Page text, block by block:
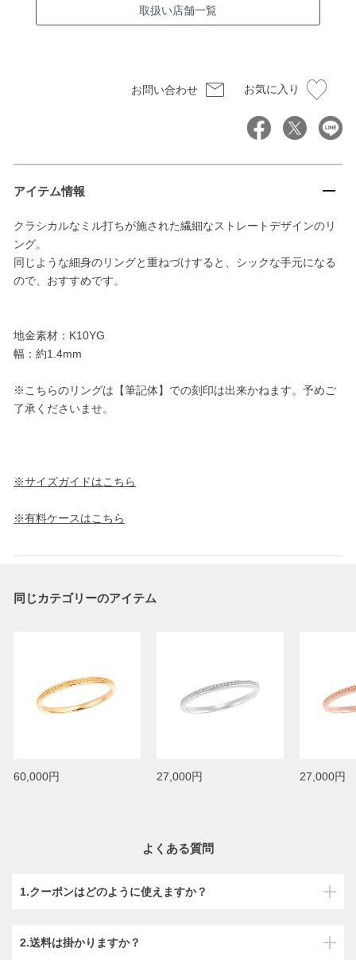
取扱い店舗一覧
お問い合わせ お気に入り
アイテム情報
クラシカルなミル打ちが施された繊細なストレートデザインのリ
ング。
同じような細身のリングと重ねづけすると、シックな手元になる
ので、おすすめです。
地金素材：K10YG
幅：約1.4mm
※こちらのリングは【筆記体】での刻印は出来かねます。予めご
了承くださいませ。
※サイズガイドはこちら
※有料ケースはこちら
同じカテゴリーのアイテム
60,000円 27,000円 27,000円
よくある質問
1.クーポンはどのように使えますか？
2.送料は掛かりますか？